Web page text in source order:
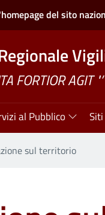
del sito
FORTIOR AGIT "’
al Pubblico
sul territorio